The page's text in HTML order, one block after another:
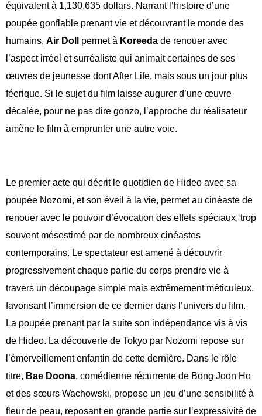
équivalent à 1,130,635 dollars. Narrant l’histoire d’une
poupée gonflable prenant vie et découvrant le monde des
humains, Air Doll permet à Koreeda de renouer avec
l’aspect irréel et surréaliste qui animait certaines de ses
œuvres de jeunesse dont After Life, mais sous un jour plus
féerique. Si le sujet du film laisse augurer d’une œuvre
décalée, pour ne pas dire gonzo, l’approche du réalisateur
amène le film à emprunter une autre voie.
Le premier acte qui décrit le quotidien de Hideo avec sa
poupée Nozomi, et son éveil à la vie, permet au cinéaste de
renouer avec le pouvoir d’évocation des effets spéciaux, trop
souvent mésestimé par de nombreux cinéastes
contemporains. Le spectateur est amené à découvrir
progressivement chaque partie du corps prendre vie à
travers un découpage simple mais extrêmement méticuleux,
favorisant l’immersion de ce dernier dans l’univers du film.
La poupée prenant par la suite son indépendance vis à vis
de Hideo. La découverte de Tokyo par Nozomi repose sur
l’émerveillement enfantin de cette dernière. Dans le rôle
titre, Bae Doona, comédienne récurrente de Bong Joon Ho
et des sœurs Wachowski, propose un jeu d’une sensibilité à
fleur de peau, reposant en grande partie sur l’expressivité de